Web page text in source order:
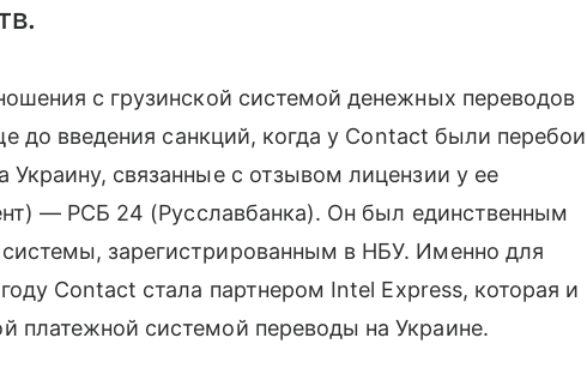
с грузинской системой денежных переводов
до введения санкций, когда у Contact были перебои
связанные с отзывом лицензии у ее
— РСБ 24 (Русславбанка). Он был единственным
зарегистрированным в НБУ. Именно для
Contact стала партнером Intel Express, которая и
платежной системой переводы на Украине.